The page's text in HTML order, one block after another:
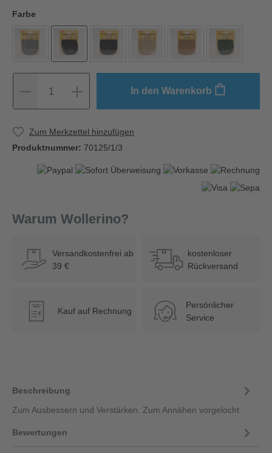
Farbe
1 In den Warenkorb
Zum Merkzettel hinzufügen
Produktnummer: 70125/1/3
Warum Wollerino?
Versandkostenfrei ab
39 €
kostenloser
Rückversand
€ Kauf auf Rechnung
Persönlicher
Service
Beschreibung
Zum Ausbessern und Verstärken. Zum Annähen vorgelocht.
Bewertungen